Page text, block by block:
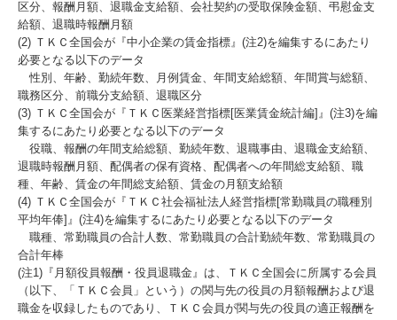
区分、報酬月額、退職金支給額、会社契約の受取保険金額、弔慰金支
給額、退職時報酬月額
(2) ＴＫＣ全国会が『中小企業の賃金指標』(注2)を編集するにあたり
必要となる以下のデータ
性別、年齢、勤続年数、月例賃金、年間支給総額、年間賞与総額、
職務区分、前職分支給額、退職区分
(3) ＴＫＣ全国会が『ＴＫＣ医業経営指標[医業賃金統計編]』(注3)を編
集するにあたり必要となる以下のデータ
役職、報酬の年間支給総額、勤続年数、退職事由、退職金支給額、
退職時報酬月額、配偶者の保有資格、配偶者への年間総支給額、職
種、年齢、賃金の年間総支給額、賃金の月額支給額
(4) ＴＫＣ全国会が『ＴＫＣ社会福祉法人経営指標[常勤職員の職種別
平均年俸]』(注4)を編集するにあたり必要となる以下のデータ
職種、常勤職員の合計人数、常勤職員の合計勤続年数、常勤職員の
合計年棒
(注1)『月額役員報酬・役員退職金』は、ＴＫＣ全国会に所属する会員
（以下、「ＴＫＣ会員」という）の関与先の役員の月額報酬および退
職金を収録したものであり、ＴＫＣ会員が関与先の役員の適正報酬を